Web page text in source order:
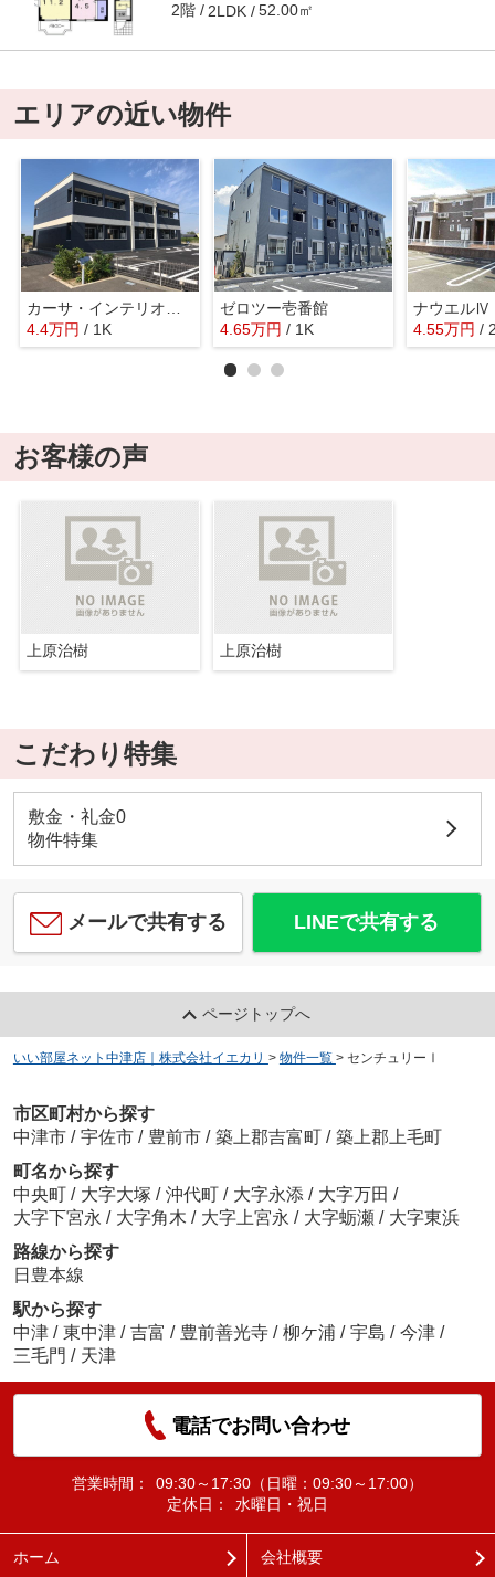
2階 2LDK 52.00㎡
エリアの近い物件
4.4万円 / 1K
ゼロツー壱番館
4.65万円 / 1K
ナウエルⅣ
4.55万円 /
お客様の声
上原治樹 上原治樹
こだわり特集
敷金・礼金0
物件特集
メールで共有する LINEで共有する
ページトップへ
いい部屋ネット中津店｜株式会社イエカリ > 物件一覧 > センチュリーⅠ
市区町村から探す
中津市 / 宇佐市 / 豊前市 / 築上郡吉富町 / 築上郡上毛町
町名から探す
中央町 / 大字大塚 / 沖代町 / 大字永添 / 大字万田 /
大字下宮永 / 大字角木 / 大字上宮永 / 大字蛎瀬 / 大字東浜
路線から探す
日豊本線
駅から探す
中津 / 東中津 / 吉富 / 豊前善光寺 / 柳ケ浦 / 宇島 / 今津 /
三毛門 / 天津
電話でお問い合わせ
営業時間：
09:30～17:30（日曜：09:30～17:00）
定休日：
水曜日・祝日
ホーム 会社概要